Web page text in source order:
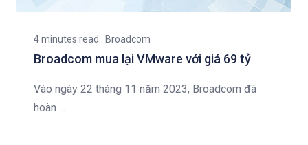
4 minutes read Broadcom
Broadcom mua lại VMware với giá 69 tỷ
Vào ngày 22 tháng 11 năm 2023, Broadcom đã
hoàn ...